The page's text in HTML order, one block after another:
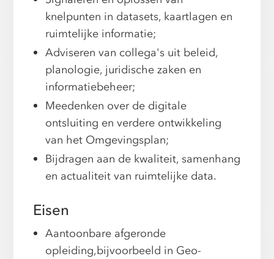
knelpunten in datasets, kaartlagen en
ruimtelijke informatie;
Adviseren van collega's uit beleid,
planologie, juridische zaken en
informatiebeheer;
Meedenken over de digitale
ontsluiting en verdere ontwikkeling
van het Omgevingsplan;
Bijdragen aan de kwaliteit, samenhang
en actualiteit van ruimtelijke data.
Eisen
Aantoonbare afgeronde
opleiding,bijvoorbeeld in Geo-